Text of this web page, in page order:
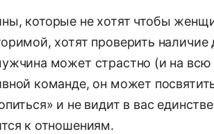
которые не хотят чтобы
хотят проверить
может страстно (и на
команде, он может
и не видит в вас
к отношениям.